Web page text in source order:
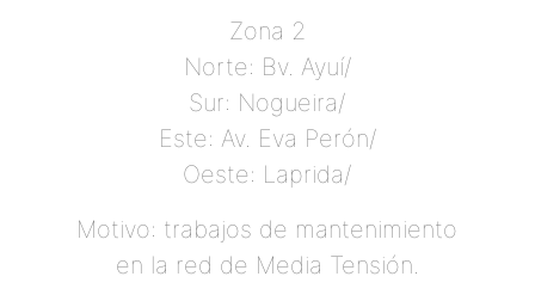
Zona 2
Norte: Bv. Ayuí/
Sur: Nogueira/
Este: Av. Eva Perón/
Oeste: Laprida/
Motivo: trabajos de mantenimiento
en la red de Media Tensión.